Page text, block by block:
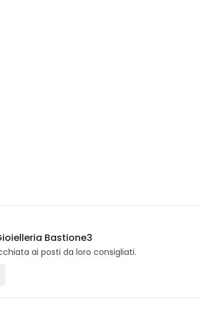
Bastione3
ai posti da loro consigliati.